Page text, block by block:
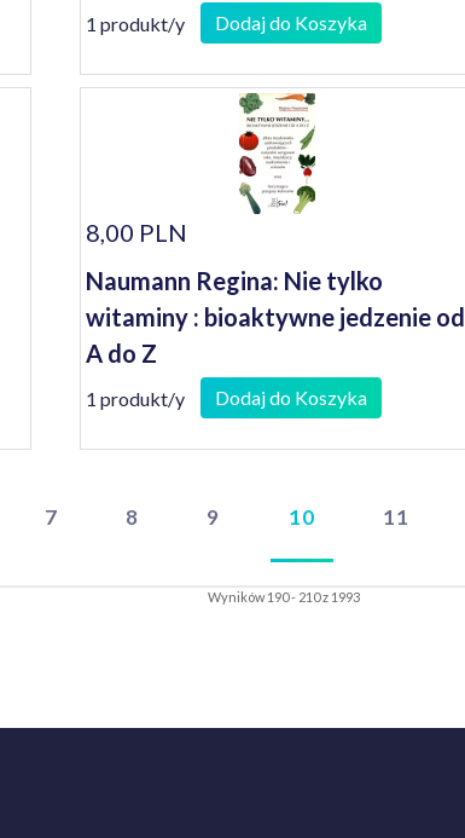
1 produkt/y Dodaj do Koszyka
8,00 PLN
Naumann Regina: Nie tylko
witaminy : bioaktywne jedzenie od
A do Z
1 produkt/y Dodaj do Koszyka
7 8 9 10 11
Wyników 190 - 210 z 1993